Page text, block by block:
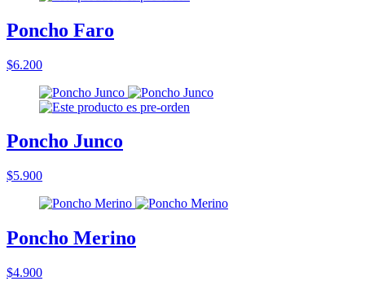
Poncho Faro
$6.200
Poncho Junco
$5.900
Poncho Merino
$4.900